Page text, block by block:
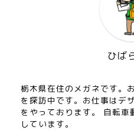
ひば
栃木県在住のメガネです。
を探訪中です。お仕事はデ
をやっております。 自転車
しています。